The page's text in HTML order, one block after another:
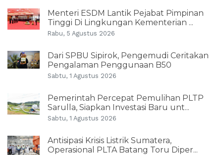
Menteri ESDM Lantik Pejabat Pimpinan
Tinggi Di Lingkungan Kementerian ...
Rabu, 5 Agustus 2026
Dari SPBU Sipirok, Pengemudi Ceritakan
Pengalaman Penggunaan B50
Sabtu, 1 Agustus 2026
Pemerintah Percepat Pemulihan PLTP
Sarulla, Siapkan Investasi Baru unt...
Sabtu, 1 Agustus 2026
Antisipasi Krisis Listrik Sumatera,
Operasional PLTA Batang Toru Diper...